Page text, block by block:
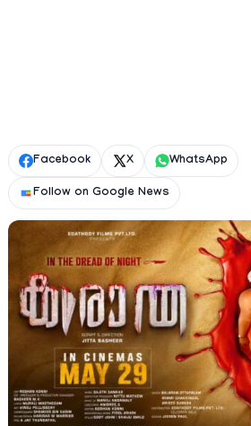
Facebook X WhatsApp
Follow on Google News